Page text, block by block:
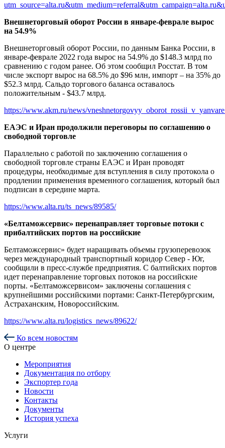
Внешнеторговый оборот России в январе-феврале вырос
на 54.9%
Внешнеторговый оборот России, по данным Банка России, в
январе-феврале 2022 года вырос на 54.9% до $148.3 млрд по
сравнению с годом ранее. Об этом сообщил Росстат. В том
числе экспорт вырос на 68.5% до $96 млн, импорт – на 35% до
$52.3 млрд. Сальдо торгового баланса оставалось
положительным - $43.7 млрд.
https://www.akm.ru/news/
ЕАЭС и Иран продолжили переговоры по соглашению о
свободной торговле
Параллельно с работой по заключению соглашения о
свободной торговле страны ЕАЭС и Иран проводят
процедуры, необходимые для вступления в силу протокола о
продлении применения временного соглашения, который был
подписан в середине марта.
https://www.alta.ru/ts_news/89585/
«Белтаможсервис» перенаправляет торговые потоки с
прибалтийских портов на российские
Белтаможсервис» будет наращивать объемы грузоперевозок
через международный транспортный коридор Север - Юг,
сообщили в пресс-службе предприятия. С балтийских портов
идет перенаправление торговых потоков на российские
порты. «Белтаможсервисом» заключены соглашения с
крупнейшими российскими портами: Санкт-Петербургским,
Астраханским, Новороссийским.
https://www.alta.ru/logistics_news/89622/
Ко всем новостям
О центре
Мероприятия
Документация по отбору
Экспортер года
Новости
Контакты
Документы
История успеха
Услуги